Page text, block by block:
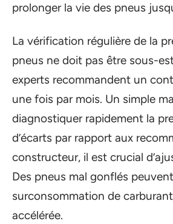
prolonger la vie des pneus
La vérification régulière de la
pneus ne doit pas être sous-
experts recommandent un
une fois par mois. Un simple
diagnostiquer rapidement la
d’écarts par rapport aux
constructeur, il est crucial
Des pneus mal gonflés
surconsommation de
accélérée.